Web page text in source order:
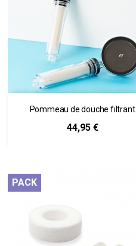
Pommeau de douche filtrant
Prix
44,95 €
PACK